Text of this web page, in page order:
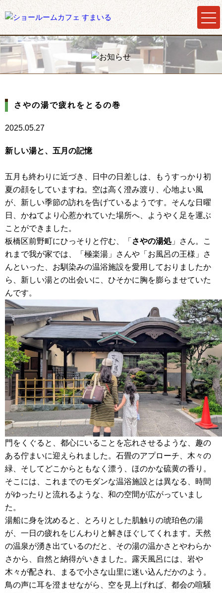
さやの湯で疲れをとるの巻
2025.05.27
新しい湯と、五月の記憶
五月も終わりに近づき、日中の日差しは、もうすっかり初
夏の顔をしていますね。空は高く澄み渡り、心地よい風
が、新しい季節の訪れを告げているようです。そんな日曜
日、かねてより心惹かれていた場所へ、ようやく足を運ぶ
ことができました。
板橋区前野町にひっそりと佇む、「 さやの湯処 」さん。こ
れまで我が家では、「極楽湯」さんや「お風呂の王様」さ
んといった、お馴染みの温浴施設を愛用しておりましたか
ら、新しい湯との出会いに、ひそかに胸を膨らませていた
んです。
門をくぐると、都心にいることを忘れさせるような、趣の
ある佇まいに迎えられました。石畳のアプローチ、木々の
緑、そしてどこからともなく漂う、ほのかな硫黄の香り。
そこには、これまでのモダンな温浴施設とは異なる、時間
がゆったりと流れるような、和の空間が広がっていまし
た。
湯船に身を沈めると、とろりとした肌触りの琥珀色の湯
が、一日の疲れをじんわりと解きほぐしてくれます。天然
の温泉が湧き出ているのだと、その湯の温かさとやわらか
さから、自然と納得がいきました。露天風呂には、岩や
木々が配され、まるで小さな山里に迷い込んだかのよう。
鳥の声に耳を澄ませながら、空を見上げれば、都会の喧騒